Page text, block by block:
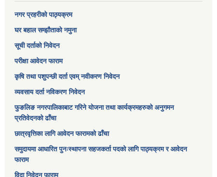
नगर प्रहरीको पाठ्यक्रम
घर बहाल सम्झौताको नमुना
सूची दर्ताको निवेदन
परीक्षा आवेदन फाराम
कृषि तथा पशुपन्छी दर्ता एवम् नवीकरण निवेदन
व्यवसाय दर्ता नविकरण निवेदन
फुङलिङ नगरपालिकाबाट गरिने योजना तथा कार्यक्रमहरुको अनुगमन
प्रतिवेदनको ढाँचा
छात्रवृत्तिका लागि आवेदन फारामको ढाँचा
समुदायमा आधारित पुनःस्थापना सहजकर्ता पदको लागि पाठ्यक्रम र आवेदन
फाराम
विदा निवेदन फाराम